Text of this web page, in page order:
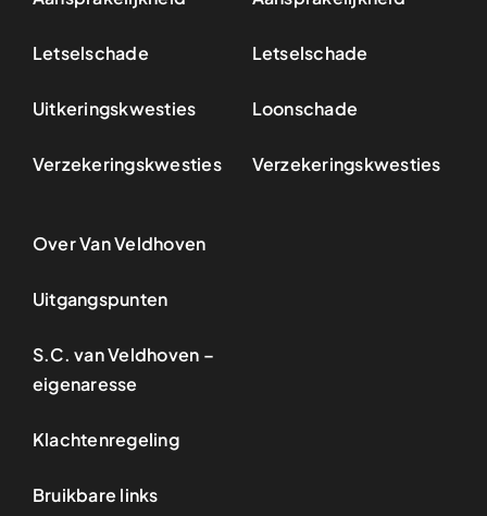
Letselschade
Uitkeringskwesties
Verzekeringskwesties
Letselschade
Loonschade
Verzekeringskwesties
Over Van Veldhoven
Uitgangspunten
S.C. van Veldhoven –
eigenaresse
Klachtenregeling
Bruikbare links